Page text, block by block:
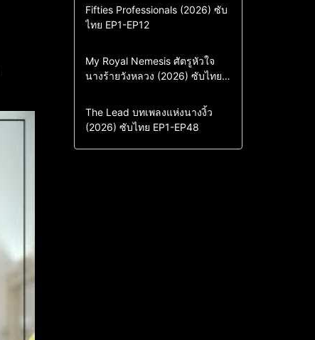
Action & Adventure
Comedy
Drama
ซีรี่ย์เกาหลี
Fifties Professionals (2026) ซับ
ไทย EP1-EP12
Comedy
Drama
Sci-Fi & Fantasy
ซีรี่ย์เกาหลี
My Royal Nemesis ศัตรูหัวใจ
นางร้ายวังหลวง (2026) ซับไทย
Drama
ซีรี่ย์จีน
ซีรี่ย์จีนซับไทย
The Lead บทเพลงแห่งนางงิ้ว
(2026) ซับไทย EP1-EP48